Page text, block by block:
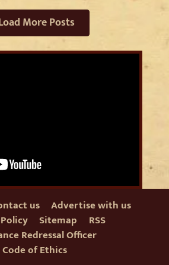
More Posts
us
Advertise with us
Sitemap
RSS
Redressal Officer
Code of Ethics